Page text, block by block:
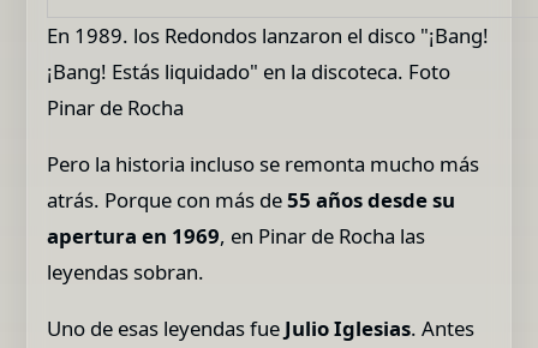
En 1989. los Redondos lanzaron el disco "¡Bang!
¡Bang! Estás liquidado" en la discoteca. Foto
Pinar de Rocha
Pero la historia incluso se remonta mucho más
atrás. Porque con más de55 años desde su
apertura en 1969, en Pinar de Rocha las
leyendas sobran.
Uno de esas leyendas fue Julio Iglesias. Antes